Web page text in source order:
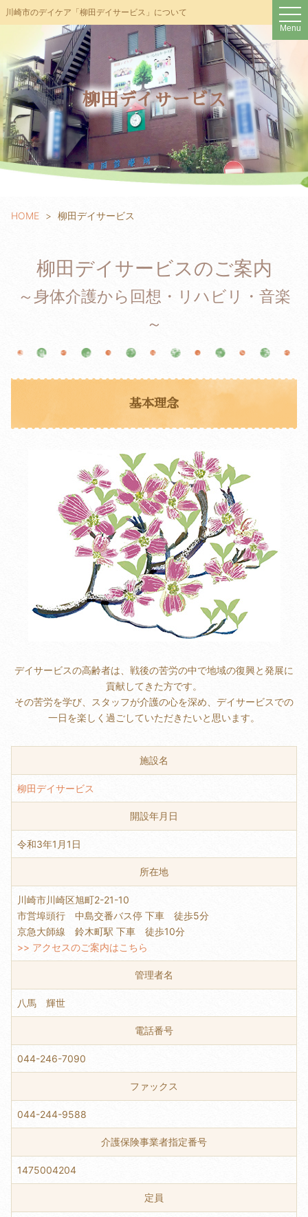
t
o
g
g
a
v
i
g
a
t
i
n
Menu
川崎市のデイケア「柳田デイサービス」について
柳田デイサービス
HOME 柳田デイサービス
柳田デイサービスのご案内
～身体介護から回想・リハビリ・音楽
～
基本理念
デイサービスの高齢者は、戦後の苦労の中で地域の復興と発展に
貢献してきた方です。
その苦労を学び、スタッフが介護の心を深め、デイサービスでの
一日を楽しく過ごしていただきたいと思います。
施設名
柳田デイサービス
開設年月日
令和3年1月1日
所在地
川崎市川崎区旭町2-21-10
市営埠頭行 中島交番バス停 下車 徒歩5分
京急大師線 鈴木町駅 下車 徒歩10分
>> アクセスのご案内はこちら
管理者名
八馬 輝世
電話番号
044-246-7090
ファックス
044-244-9588
介護保険事業者指定番号
1475004204
定員